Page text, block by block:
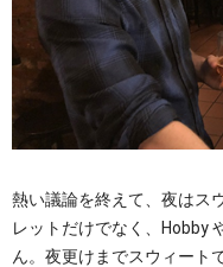
熱い議論を終えて、夜はス
レットだけでなく、Hobby
ん。夜更けまでスウィート